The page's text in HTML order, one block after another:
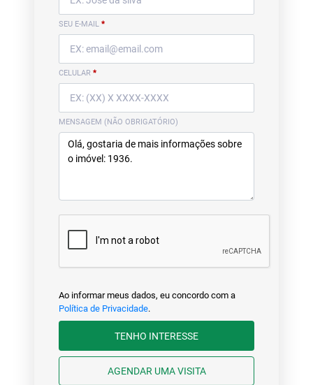
SEU E-MAIL *
CELULAR *
MENSAGEM (NÃO OBRIGATÓRIO)
Ao informar meus dados, eu concordo com a
Política de Privacidade.
TENHO INTERESSE
AGENDAR UMA VISITA